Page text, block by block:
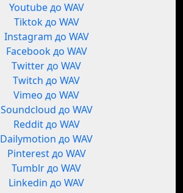
Youtube до WAV
Tiktok до WAV
Instagram до WAV
Facebook до WAV
Twitter до WAV
Twitch до WAV
Vimeo до WAV
Soundcloud до WAV
Reddit до WAV
Dailymotion до WAV
Pinterest до WAV
Tumblr до WAV
Linkedin до WAV